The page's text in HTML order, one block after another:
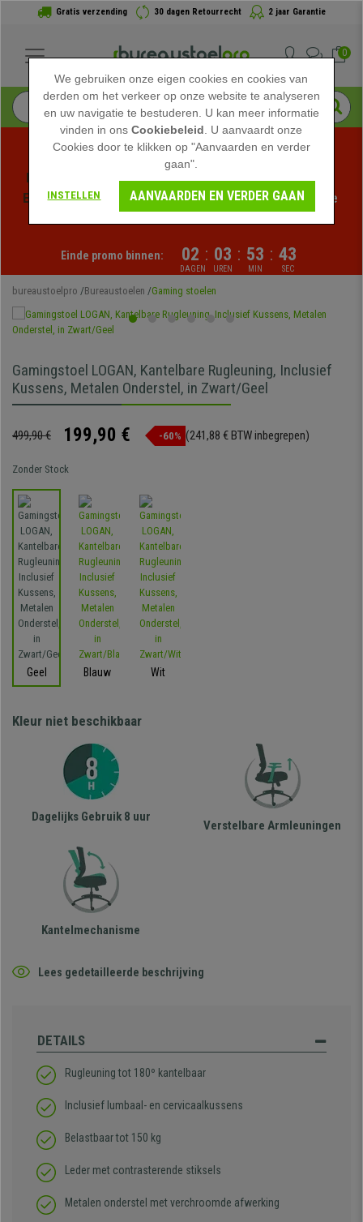
Gratis verzending 30 dagen Retourrecht 2 jaar Garantie
0
Einde promo binnen: 02
DAGEN
: 03
UREN
: 53
MIN
: 43
SEC
Profiteer van de Zomeruitverkoop bij bureaustoelpro!
Exclusieve kortingen voor een beperkte tijd - Bekijk de
bureaustoelpro Bureaustoelen Gaming stoelen
Gamingstoel LOGAN, Kantelbare Rugleuning, Inclusief
Kussens, Metalen Onderstel, in Zwart/Geel
499,90 € 199,90 € -60% (241,88 € BTW inbegrepen)
Zonder Stock
Geel Blauw Wit
Kleur niet beschikbaar
Dagelijks Gebruik 8 uur
Verstelbare Armleuningen
Kantelmechanisme
Lees gedetailleerde beschrijving
DETAILS
Rugleuning tot 180º kantelbaar
Inclusief lumbaal- en cervicaalkussens
Belastbaar tot 150 kg
Leder met contrasterende stiksels
Metalen onderstel met verchroomde afwerking
We gebruiken onze eigen cookies en cookies van
derden om het verkeer op onze website te analyseren
en uw navigatie te bestuderen. U kan meer informatie
vinden in onsCookiebeleid . U aanvaardt onze
Cookies door te klikken op "Aanvaarden en verder
gaan".
INSTELLEN AANVAARDEN EN VERDER GAAN